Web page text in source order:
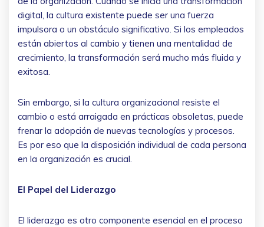
digital, la cultura existente puede ser una fuerza
impulsora o un obstáculo significativo. Si los empleados
están abiertos al cambio y tienen una mentalidad de
crecimiento, la transformación será mucho más fluida y
exitosa.
Sin embargo, si la cultura organizacional resiste el
cambio o está arraigada en prácticas obsoletas, puede
frenar la adopción de nuevas tecnologías y procesos.
Es por eso que la disposición individual de cada persona
en la organización es crucial.
El Papel del Liderazgo
El liderazgo es otro componente esencial en el proceso